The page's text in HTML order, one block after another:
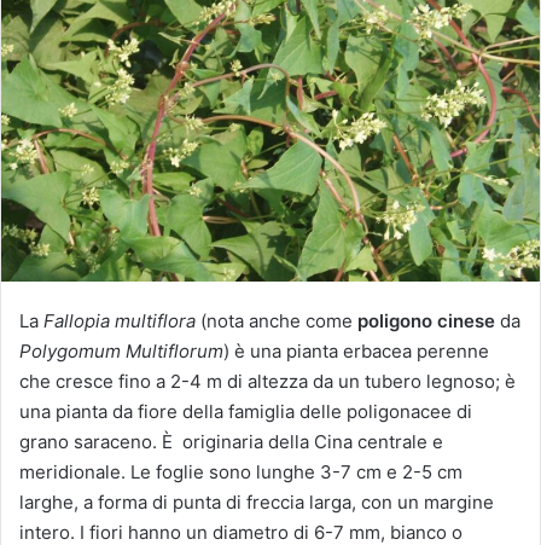
i
a
u
n
'
e
m
a
i
l
La Fallopia multiflora (nota anche come poligono cinese da
Polygomum Multiflorum) è una pianta erbacea perenne
che cresce fino a 2-4 m di altezza da un tubero legnoso; è
una pianta da fiore della famiglia delle poligonacee di
grano saraceno. È originaria della Cina centrale e
meridionale. Le foglie sono lunghe 3-7 cm e 2-5 cm
larghe, a forma di punta di freccia larga, con un margine
intero. I fiori hanno un diametro di 6-7 mm, bianco o